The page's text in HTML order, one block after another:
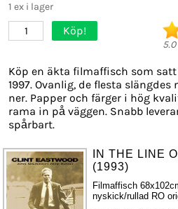
1 ex i lager
1 Köp!
5.0
Köp en äkta filmaffisch som
1997. Ovanlig, de flesta
ner. Papper och färger i hög
rama in på väggen. Snabb
spårbart.
IN THE LINE
(1993)
Filmaffisch
nyskick/rullad RO